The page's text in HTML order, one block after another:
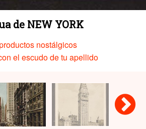
de NEW YORK
nostálgicos
el escudo de tu apellido